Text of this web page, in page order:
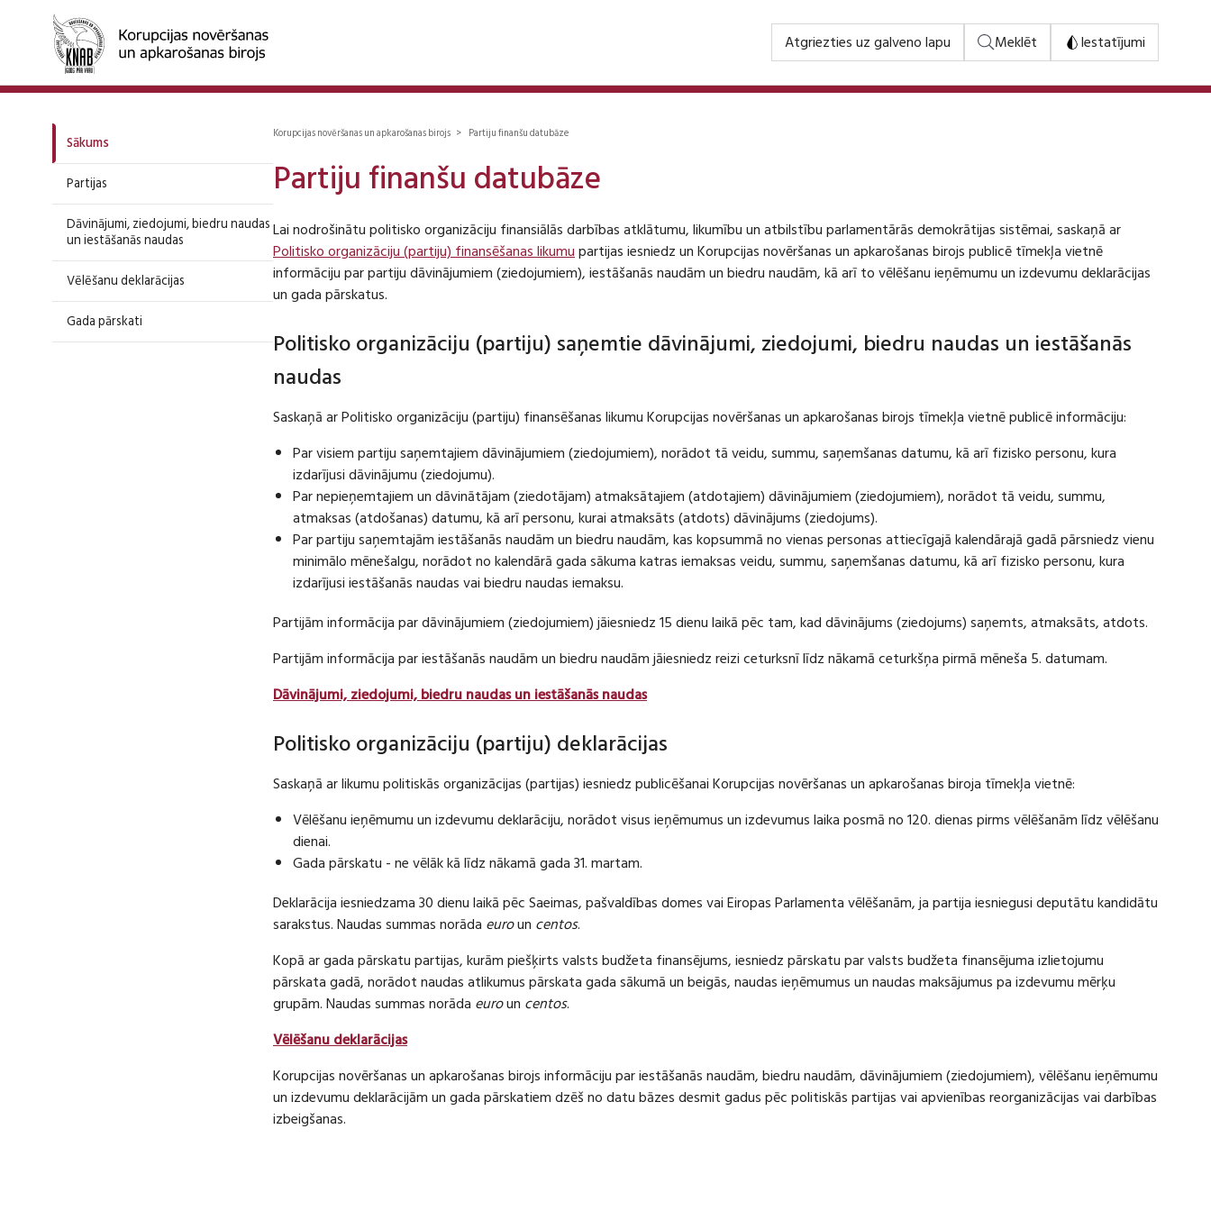
Atgriezties uz galveno lapu Meklēt Iestatījumi
Sākums
Partijas
Dāvinājumi, ziedojumi, biedru naudas
un iestāšanās naudas
Vēlēšanu deklarācijas
Gada pārskati
Korupcijas novēršanas un apkarošanas birojs > Partiju finanšu datubāze
Partiju finanšu datubāze
Lai nodrošinātu politisko organizāciju finansiālās darbības atklātumu, likumību un atbilstību parlamentārās demokrātijas sistēmai, saskaņā ar
Politisko organizāciju (partiju) finansēšanas likumupartijas iesniedz un Korupcijas novēršanas un apkarošanas birojs publicē tīmekļa vietnē
informāciju par partiju dāvinājumiem (ziedojumiem), iestāšanās naudām un biedru naudām, kā arī to vēlēšanu ieņēmumu un izdevumu deklarācijas
un gada pārskatus.
Politisko organizāciju (partiju) saņemtie dāvinājumi, ziedojumi, biedru naudas un iestāšanās
naudas
Saskaņā ar Politisko organizāciju (partiju) finansēšanas likumu Korupcijas novēršanas un apkarošanas birojs tīmekļa vietnē publicē informāciju:
Par visiem partiju saņemtajiem dāvinājumiem (ziedojumiem), norādot tā veidu, summu, saņemšanas datumu, kā arī fizisko personu, kura
izdarījusi dāvinājumu (ziedojumu).
Par nepieņemtajiem un dāvinātājam (ziedotājam) atmaksātajiem (atdotajiem) dāvinājumiem (ziedojumiem), norādot tā veidu, summu,
atmaksas (atdošanas) datumu, kā arī personu, kurai atmaksāts (atdots) dāvinājums (ziedojums).
Par partiju saņemtajām iestāšanās naudām un biedru naudām, kas kopsummā no vienas personas attiecīgajā kalendārajā gadā pārsniedz vienu
minimālo mēnešalgu, norādot no kalendārā gada sākuma katras iemaksas veidu, summu, saņemšanas datumu, kā arī fizisko personu, kura
izdarījusi iestāšanās naudas vai biedru naudas iemaksu.
Partijām informācija par dāvinājumiem (ziedojumiem) jāiesniedz 15 dienu laikā pēc tam, kad dāvinājums (ziedojums) saņemts, atmaksāts, atdots.
Partijām informācija par iestāšanās naudām un biedru naudām jāiesniedz reizi ceturksnī līdz nākamā ceturkšņa pirmā mēneša 5. datumam.
Dāvinājumi, ziedojumi, biedru naudas un iestāšanās naudas
Politisko organizāciju (partiju) deklarācijas
Saskaņā ar likumu politiskās organizācijas (partijas) iesniedz publicēšanai Korupcijas novēršanas un apkarošanas biroja tīmekļa vietnē:
Vēlēšanu ieņēmumu un izdevumu deklarāciju, norādot visus ieņēmumus un izdevumus laika posmā no 120. dienas pirms vēlēšanām līdz vēlēšanu
dienai.
Gada pārskatu - ne vēlāk kā līdz nākamā gada 31. martam.
Deklarācija iesniedzama 30 dienu laikā pēc Saeimas, pašvaldības domes vai Eiropas Parlamenta vēlēšanām, ja partija iesniegusi deputātu kandidātu
sarakstus. Naudas summas norāda euroun centos.
Kopā ar gada pārskatu partijas, kurām piešķirts valsts budžeta finansējums, iesniedz pārskatu par valsts budžeta finansējuma izlietojumu
pārskata gadā, norādot naudas atlikumus pārskata gada sākumā un beigās, naudas ieņēmumus un naudas maksājumus pa izdevumu mērķu
grupām. Naudas summas norāda euroun centos.
Vēlēšanu deklarācijas
Korupcijas novēršanas un apkarošanas birojs informāciju par iestāšanās naudām, biedru naudām, dāvinājumiem (ziedojumiem), vēlēšanu ieņēmumu
un izdevumu deklarācijām un gada pārskatiem dzēš no datu bāzes desmit gadus pēc politiskās partijas vai apvienības reorganizācijas vai darbības
izbeigšanas.